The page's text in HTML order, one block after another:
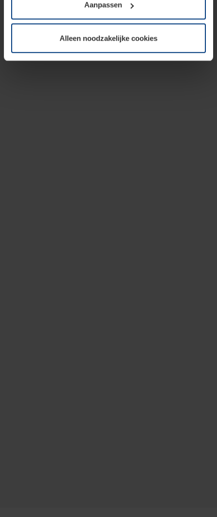
soorten cookies is uw toestemming benodigd. Uw
toestemming kunt u op elk moment bij de uitleg van de
wijzigen of herroepen.
Aanpassen
Alleen noodzakelijke cookies